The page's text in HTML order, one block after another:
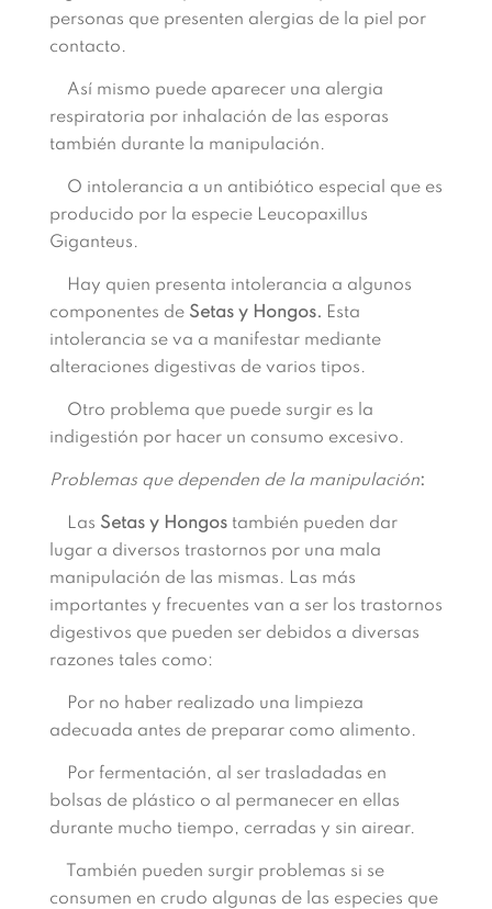
personas que presenten alergias de la piel por
contacto.
Así mismo puede aparecer una alergia
respiratoria por inhalación de las esporas
también durante la manipulación.
O intolerancia a un antibiótico especial que es
producido por la especie Leucopaxillus
Giganteus.
Hay quien presenta intolerancia a algunos
componentes de Setas y Hongos. Esta
intolerancia se va a manifestar mediante
alteraciones digestivas de varios tipos.
Otro problema que puede surgir es la
indigestión por hacer un consumo excesivo.
Problemas que dependen de la manipulación:
Las Setas y Hongostambién pueden dar
lugar a diversos trastornos por una mala
manipulación de las mismas. Las más
importantes y frecuentes van a ser los trastornos
digestivos que pueden ser debidos a diversas
razones tales como:
Por no haber realizado una limpieza
adecuada antes de preparar como alimento.
Por fermentación, al ser trasladadas en
bolsas de plástico o al permanecer en ellas
durante mucho tiempo, cerradas y sin airear.
También pueden surgir problemas si se
consumen en crudo algunas de las especies que